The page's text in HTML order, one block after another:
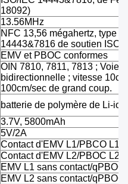
18092)
13.56MHz
NFC 13,56 mégahertz, type
14443&7816 de soutien ISO/
EMV et PBOC conformes
OIN 7810, 7811, 7813 ; Voie
bidirectionnelle ; vitesse
100cm/sec de grand coup.
batterie de polymère de Li-ion
3.7V, 5800mAh
5V/2A
Contact d'EMV L1/PBCO L1
Contact d'EMV L2/PBOC L2
EMV L1 sans contact/qPBOC
EMV L2 sans contact/qPBOC